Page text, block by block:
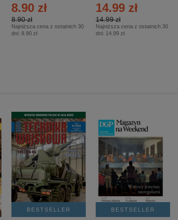
8.90 zł
8.90 zł
Najniższa cena z ostatnich 30
dni: 8.90 zł
14.99 zł
14.99 zł
Najniższa cena z ostatnich 30
dni: 14.99 zł
BESTSELLER BESTSELLER